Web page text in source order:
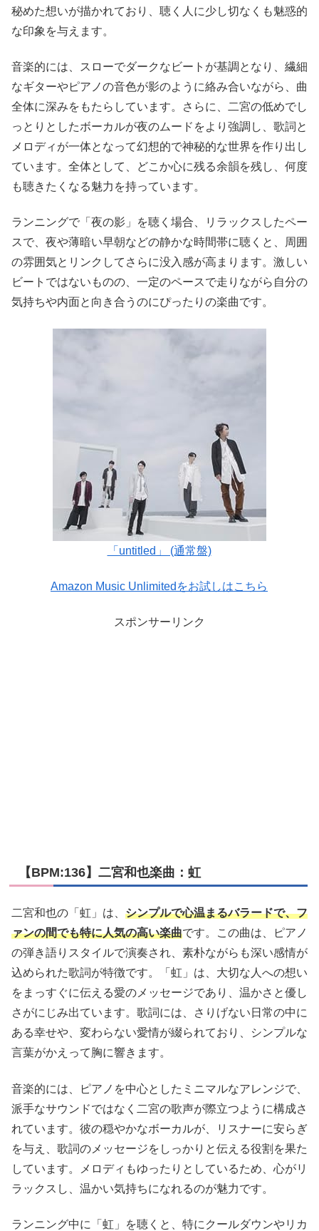
秘めた想いが描かれており、聴く人に少し切なくも魅惑的
な印象を与えます。
音楽的には、スローでダークなビートが基調となり、繊細
なギターやピアノの音色が影のように絡み合いながら、曲
全体に深みをもたらしています。さらに、二宮の低めでし
っとりとしたボーカルが夜のムードをより強調し、歌詞と
メロディが一体となって幻想的で神秘的な世界を作り出し
ています。全体として、どこか心に残る余韻を残し、何度
も聴きたくなる魅力を持っています。
ランニングで「夜の影」を聴く場合、リラックスしたペー
スで、夜や薄暗い早朝などの静かな時間帯に聴くと、周囲
の雰囲気とリンクしてさらに没入感が高まります。激しい
ビートではないものの、一定のペースで走りながら自分の
気持ちや内面と向き合うのにぴったりの楽曲です。
「untitled」 (通常盤)
Amazon Music Unlimitedをお試しはこちら
スポンサーリンク
【BPM:136】二宮和也楽曲：虹
二宮和也の「虹」は、 シンプルで心温まるバラードで、フ
ァンの間でも特に人気の高い楽曲です。この曲は、ピアノ
の弾き語りスタイルで演奏され、素朴ながらも深い感情が
込められた歌詞が特徴です。「虹」は、大切な人への想い
をまっすぐに伝える愛のメッセージであり、温かさと優し
さがにじみ出ています。歌詞には、さりげない日常の中に
ある幸せや、変わらない愛情が綴られており、シンプルな
言葉がかえって胸に響きます。
音楽的には、ピアノを中心としたミニマルなアレンジで、
派手なサウンドではなく二宮の歌声が際立つように構成さ
れています。彼の穏やかなボーカルが、リスナーに安らぎ
を与え、歌詞のメッセージをしっかりと伝える役割を果た
しています。メロディもゆったりとしているため、心がリ
ラックスし、温かい気持ちになれるのが魅力です。
ランニング中に「虹」を聴くと、特にクールダウンやリカ